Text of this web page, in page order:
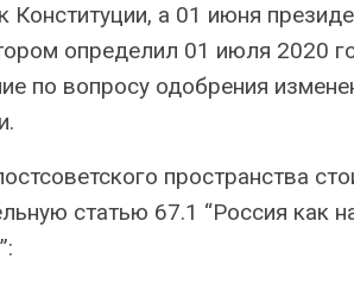
Конституции, а 01 июня
определил 01 июля 2020
по вопросу одобрения
пространства
статью 67.1 “Россия как